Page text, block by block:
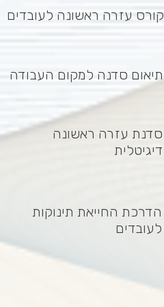
קורס עזרה ראשונה לעובדים
תיאום סדנה למקום העבודה
סדנת עזרה ראשונה
דיגיטלית
הדרכת החייאת תינוקות
לעובדים